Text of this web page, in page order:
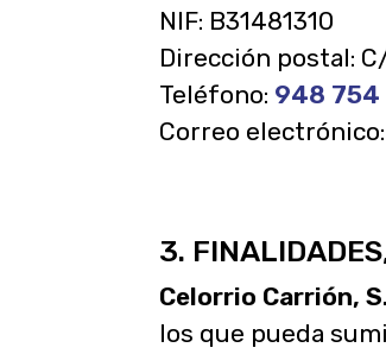
NIF: B31481310
Dirección postal:
Teléfono: 948 754
Correo electrónico:
3.
Celorrio Carrión,
los que pueda